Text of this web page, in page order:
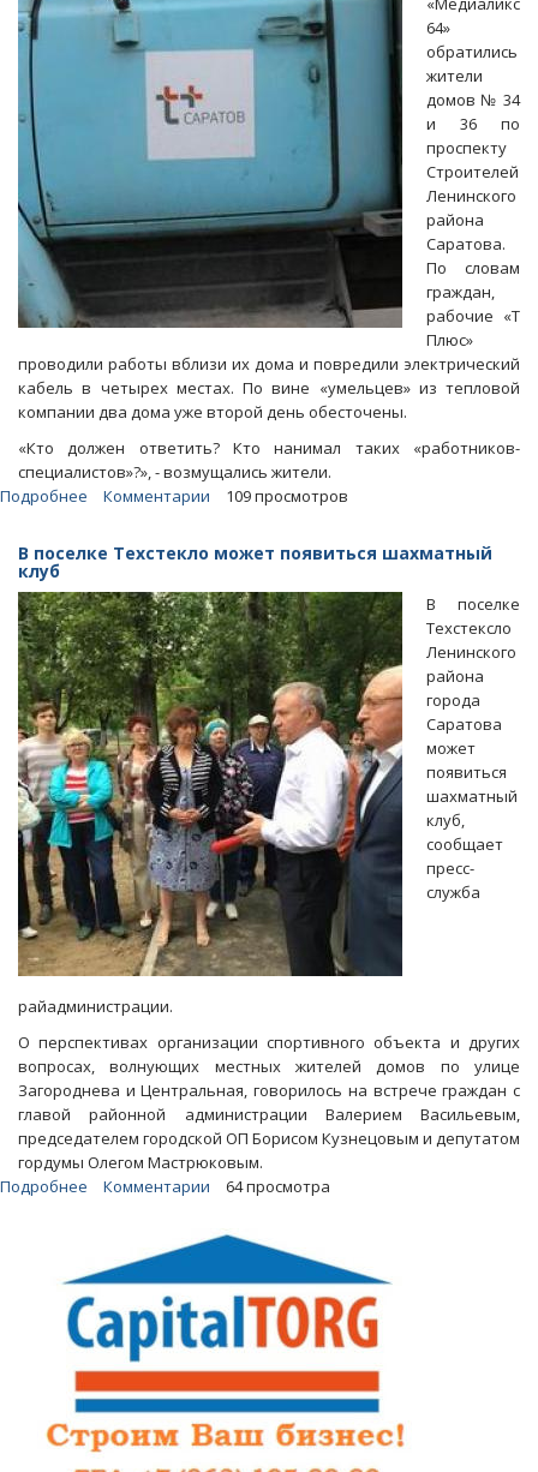
в
День
знаний
64»
обратились
жители
домов № 34
и 36 по
проспекту
Строителей
Ленинского
района
Саратова.
По словам
граждан,
рабочие «Т
Плюс»
проводили работы вблизи их дома и повредили электрический
кабель в четырех местах. По вине «умельцев» из тепловой
компании два дома уже второй день обесточены.
«Кто должен ответить? Кто нанимал таких «работников-
специалистов»?», - возмущались жители.
Подробнее
Плюс»
оставили
без
света
дома
в
Ленинском
районе
Комментарии 109 просмотров
В поселке Техстекло может появиться шахматный
клуб
В поселке
Техстексло
Ленинского
района
города
Саратова
может
появиться
шахматный
клуб,
сообщает
пресс-
служба
райадминистрации.
О перспективах организации спортивного объекта и других
вопросах, волнующих местных жителей домов по улице
Загороднева и Центральная, говорилось на встрече граждан с
главой районной администрации Валерием Васильевым,
председателем городской ОП Борисом Кузнецовым и депутатом
гордумы Олегом Мастрюковым.
Подробнее
Техстекло
может
появиться
шахматный
клуб
Комментарии 64 просмотра